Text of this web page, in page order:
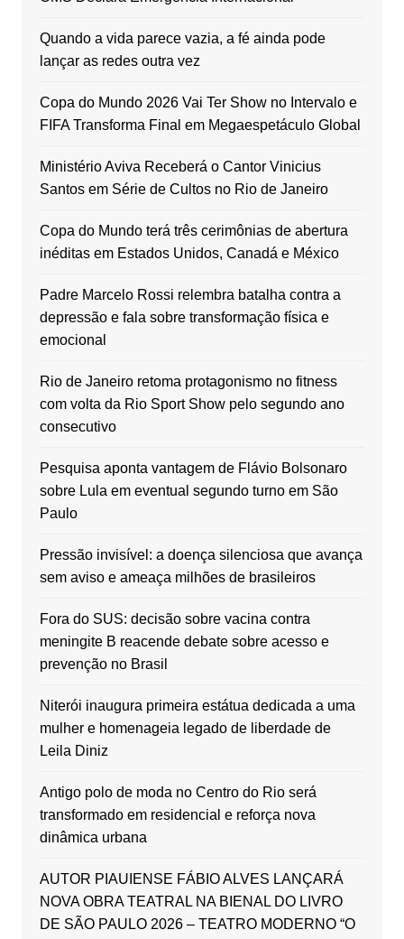
Quando a vida parece vazia, a fé ainda pode
lançar as redes outra vez
Copa do Mundo 2026 Vai Ter Show no Intervalo e
FIFA Transforma Final em Megaespetáculo Global
Ministério Aviva Receberá o Cantor Vinicius
Santos em Série de Cultos no Rio de Janeiro
Copa do Mundo terá três cerimônias de abertura
inéditas em Estados Unidos, Canadá e México
Padre Marcelo Rossi relembra batalha contra a
depressão e fala sobre transformação física e
emocional
Rio de Janeiro retoma protagonismo no fitness
com volta da Rio Sport Show pelo segundo ano
consecutivo
Pesquisa aponta vantagem de Flávio Bolsonaro
sobre Lula em eventual segundo turno em São
Paulo
Pressão invisível: a doença silenciosa que avança
sem aviso e ameaça milhões de brasileiros
Fora do SUS: decisão sobre vacina contra
meningite B reacende debate sobre acesso e
prevenção no Brasil
Niterói inaugura primeira estátua dedicada a uma
mulher e homenageia legado de liberdade de
Leila Diniz
Antigo polo de moda no Centro do Rio será
transformado em residencial e reforça nova
dinâmica urbana
AUTOR PIAUIENSE FÁBIO ALVES LANÇARÁ
NOVA OBRA TEATRAL NA BIENAL DO LIVRO
DE SÃO PAULO 2026 – TEATRO MODERNO “O